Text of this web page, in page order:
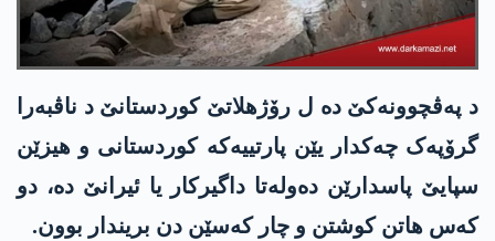
د پەڤچوونەکێ دە ل رۆژهلاتێ کوردستانێ د ناڤبەرا
گرۆپەک چەکدار یێن پارتییه‌كه‌ كوردستانی و هیزێن
سپایێ پاسدارێن ده‌وله‌تا داگیركار یا ئیرانێ ده‌، دو
که‌س هاتن کوشتن و چار کەسێن دن بریندار بوون.